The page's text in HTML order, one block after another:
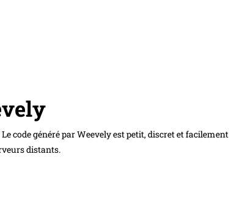
code généré par Weevely est petit, discret et facilement
distants.